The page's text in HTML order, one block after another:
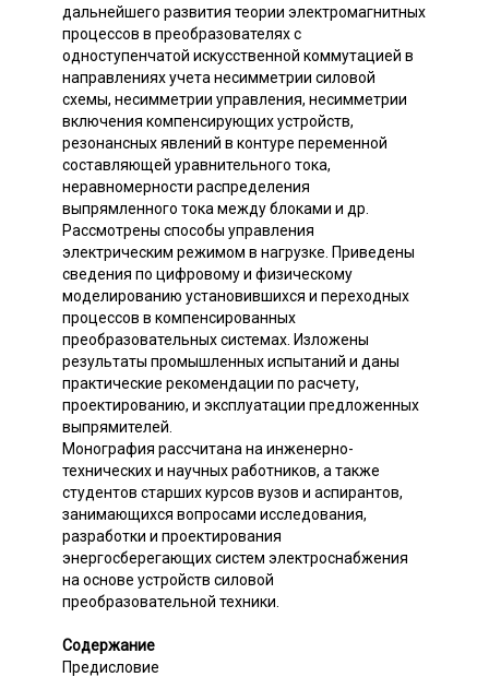
дальнейшего развития теории электромагнитных
процессов в преобразователях с
одноступенчатой искусственной коммутацией в
направлениях учета несимметрии силовой
схемы, несимметрии управления, несимметрии
включения компенсирующих устройств,
резонансных явлений в контуре переменной
составляющей уравнительного тока,
неравномерности распределения
выпрямленного тока между блоками и др.
Рассмотрены способы управления
электрическим режимом в нагрузке. Приведены
сведения по цифровому и физическому
моделированию установившихся и переходных
процессов в компенсированных
преобразовательных системах. Изложены
результаты промышленных испытаний и даны
практические рекомендации по расчету,
проектированию, и эксплуатации предложенных
выпрямителей.
Монография рассчитана на инженерно-
технических и научных работников, а также
студентов старших курсов вузов и аспирантов,
занимающихся вопросами исследования,
разработки и проектирования
энергосберегающих систем электроснабжения
на основе устройств силовой
преобразовательной техники.
Содержание
Предисловие